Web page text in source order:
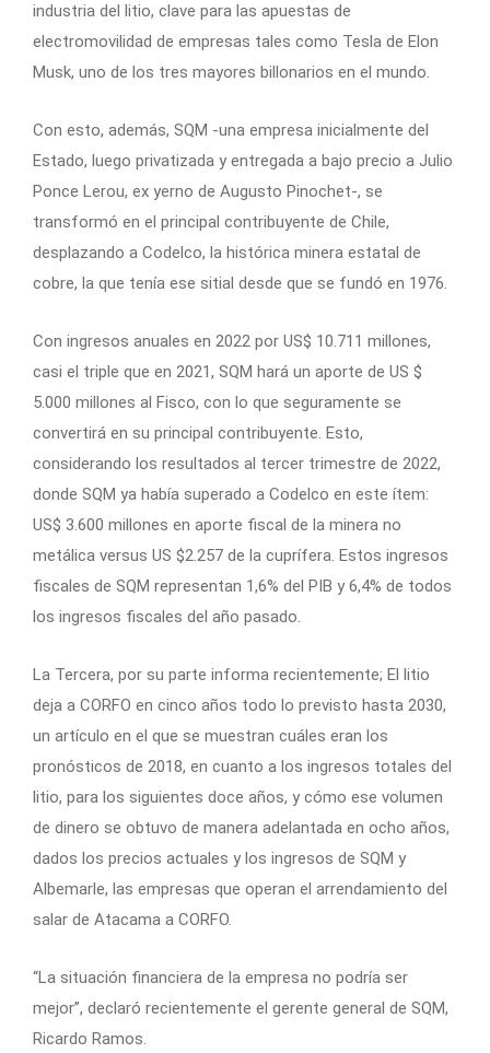
industria del litio, clave para las apuestas de
electromovilidad de empresas tales como Tesla de Elon
Musk, uno de los tres mayores billonarios en el mundo.
Con esto, además, SQM -una empresa inicialmente del
Estado, luego privatizada y entregada a bajo precio a Julio
Ponce Lerou, ex yerno de Augusto Pinochet-, se
transformó en el principal contribuyente de Chile,
desplazando a Codelco, la histórica minera estatal de
cobre, la que tenía ese sitial desde que se fundó en 1976.
Con ingresos anuales en 2022 por US$ 10.711 millones,
casi el triple que en 2021, SQM hará un aporte de US $
5.000 millones al Fisco, con lo que seguramente se
convertirá en su principal contribuyente. Esto,
considerando los resultados al tercer trimestre de 2022,
donde SQM ya había superado a Codelco en este ítem:
US$ 3.600 millones en aporte fiscal de la minera no
metálica versus US $2.257 de la cuprífera. Estos ingresos
fiscales de SQM representan 1,6% del PIB y 6,4% de todos
los ingresos fiscales del año pasado.
La Tercera, por su parte informa recientemente; El litio
deja a CORFO en cinco años todo lo previsto hasta 2030,
un artículo en el que se muestran cuáles eran los
pronósticos de 2018, en cuanto a los ingresos totales del
litio, para los siguientes doce años, y cómo ese volumen
de dinero se obtuvo de manera adelantada en ocho años,
dados los precios actuales y los ingresos de SQM y
Albemarle, las empresas que operan el arrendamiento del
salar de Atacama a CORFO.
“La situación financiera de la empresa no podría ser
mejor”, declaró recientemente el gerente general de SQM,
Ricardo Ramos.